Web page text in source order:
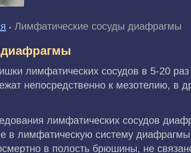
• Лимфатические сосуды диафрагмы
лимфатических сосудов в 5-20
непосредственно к мезотелию, в
лимфатических сосудов
в лимфатическую систему
в полость брюшины, не